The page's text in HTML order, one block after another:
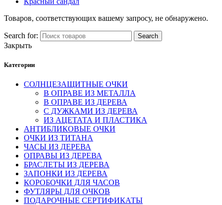
Товаров, соответствующих вашему запросу, не обнаружено.
Search for: Search
Закрыть
Категории
СОЛНЦЕЗАЩИТНЫЕ ОЧКИ
В ОПРАВЕ ИЗ МЕТАЛЛА
В ОПРАВЕ ИЗ ДЕРЕВА
С ДУЖКАМИ ИЗ ДЕРЕВА
ИЗ АЦЕТАТА И ПЛАСТИКА
АНТИБЛИКОВЫЕ ОЧКИ
ОЧКИ ИЗ ТИТАНА
ЧАСЫ ИЗ ДЕРЕВА
ОПРАВЫ ИЗ ДЕРЕВА
БРАСЛЕТЫ ИЗ ДЕРЕВА
ЗАПОНКИ ИЗ ДЕРЕВА
КОРОБОЧКИ ДЛЯ ЧАСОВ
ФУТЛЯРЫ ДЛЯ ОЧКОВ
ПОДАРОЧНЫЕ СЕРТИФИКАТЫ